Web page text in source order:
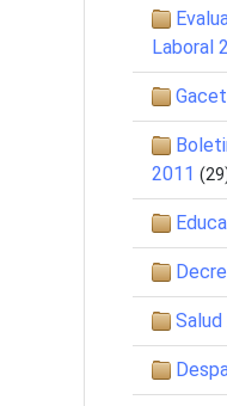
Laboral
2011
Salud